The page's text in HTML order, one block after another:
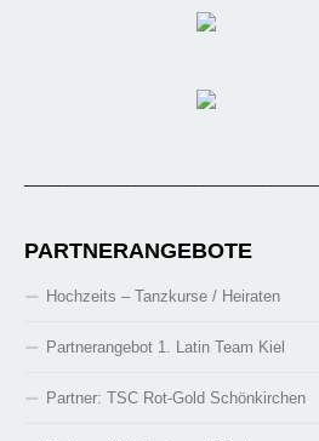
PARTNERANGEBOTE
Hochzeits – Tanzkurse / Heiraten
Partnerangebot 1. Latin Team Kiel
Partner: TSC Rot-Gold Schönkirchen